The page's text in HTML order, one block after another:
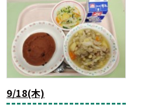
9/18(木)